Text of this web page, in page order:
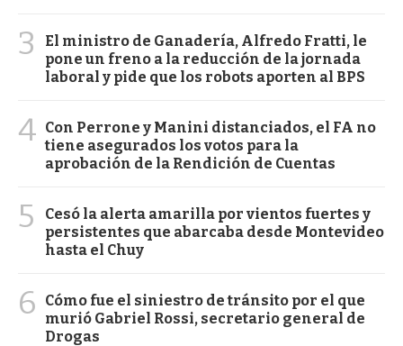
3
El ministro de Ganadería, Alfredo Fratti, le
pone un freno a la reducción de la jornada
laboral y pide que los robots aporten al BPS
4 Con Perrone y Manini distanciados, el FA no
tiene asegurados los votos para la
aprobación de la Rendición de Cuentas
5
Cesó la alerta amarilla por vientos fuertes y
persistentes que abarcaba desde Montevideo
hasta el Chuy
6
Cómo fue el siniestro de tránsito por el que
murió Gabriel Rossi, secretario general de
Drogas